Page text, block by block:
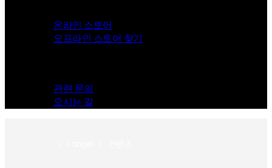
온라인 스토어
오프라인 스토어 찾기
관련 문의
오시는 길